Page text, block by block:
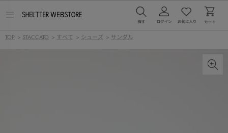
ー
TOP > STACCATO > すべて > シューズ > サンダル